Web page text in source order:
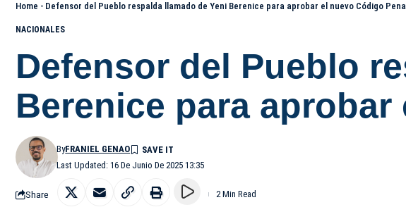
Home - Defensor del Pueblo respalda llamado de Yeni Berenice para aprobar el nuevo Código Penal
NACIONALES
Defensor del Pueblo
Berenice para
Last Updated: 16 De Junio De 2025 13:35
ByFRANIEL GENAO
Share 2 Min Read